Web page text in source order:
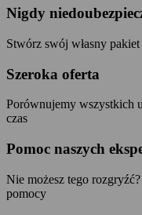
Nigdy
Stwórz swój własny pakiet
Szeroka oferta
Porównujemy wszystkich
czas
Pomoc naszych
Nie możesz tego
pomocy